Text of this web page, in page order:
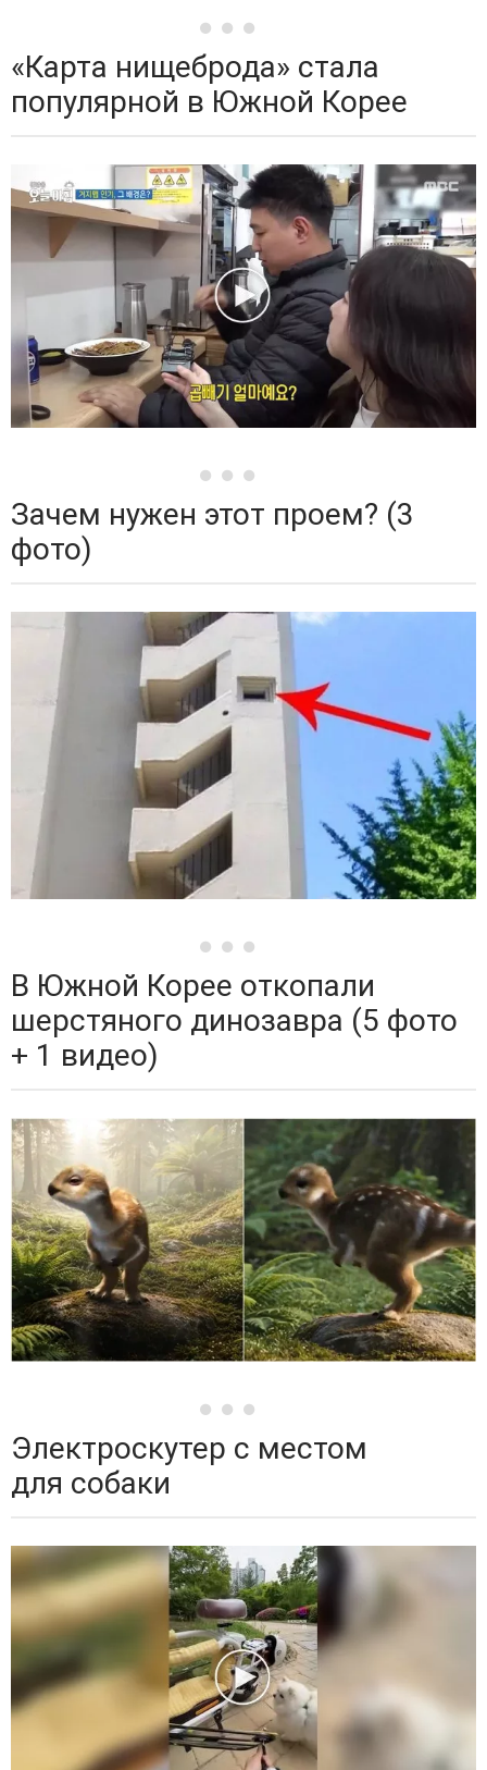
«Карта нищеброда» стала
популярной в Южной Корее
Зачем нужен этот проем? (3
фото)
В Южной Корее откопали
шерстяного динозавра (5 фото
+ 1 видео)
Электроскутер с местом
для собаки